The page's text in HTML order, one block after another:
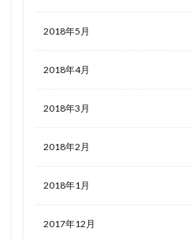
2018年5月
2018年4月
2018年3月
2018年2月
2018年1月
2017年12月